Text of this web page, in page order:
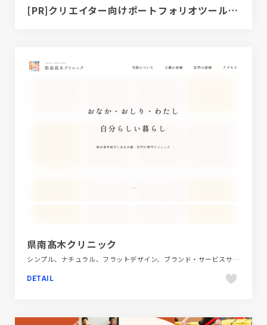
[PR]クリエイター向けポートフォリオツール｜BRIK PORTFOLIO
県南髙木クリニック
シンプル、ナチュラル、フラットデザイン、ブランド・サービスサイト、ベージュ・ゴールド系、医療・ヘルスケア
DETAIL